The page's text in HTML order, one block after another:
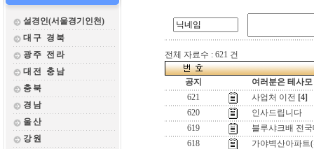
설경인(서울경기인천)
대구 경북
광주 전라
대전 충남
충북
경남
울산
강원
전체 자료수 : 621 건
공지
여러분은 테사
621
사업처 이전 [4]
620
인사드립니다
619
블루샤크배 전
618
가야벽산아파트